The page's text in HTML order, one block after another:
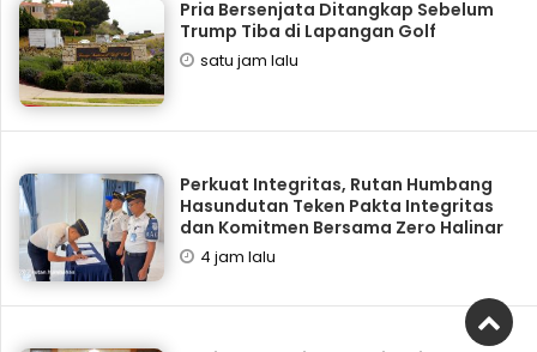
Pria Bersenjata Ditangkap Sebelum
Trump Tiba di Lapangan Golf
satu jam lalu
Perkuat Integritas, Rutan Humbang
Hasundutan Teken Pakta Integritas
dan Komitmen Bersama Zero Halinar
4 jam lalu